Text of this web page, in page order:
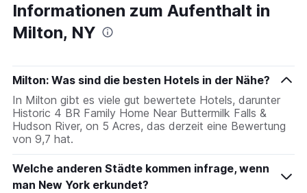
Informationen zum Aufenthalt in
Milton, NY
Milton: Was sind die besten Hotels in der Nähe?
In Milton gibt es viele gut bewertete Hotels, darunter
Historic 4 BR Family Home Near Buttermilk Falls &
Hudson River, on 5 Acres, das derzeit eine Bewertung
von 9,7 hat.
Welche anderen Städte kommen infrage, wenn
man New York erkundet?